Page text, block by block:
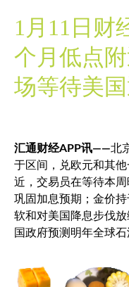
1月11日财
个月低点
场等待美
汇通财经APP讯——北
于区间，兑欧元和其
近，交易员在等待本
巩固加息预期；金价
软和对美国降息步伐
国政府预测明年全球石